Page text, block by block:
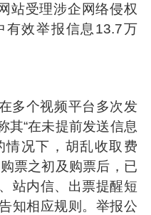
站受理涉企网络侵权
有效举报信息13.7万
多个视频平台多次发
其“在未提前发送信息
情况下，胡乱收取费
票之初及购票后，已
站内信、出票提醒短
知相应规则。举报公